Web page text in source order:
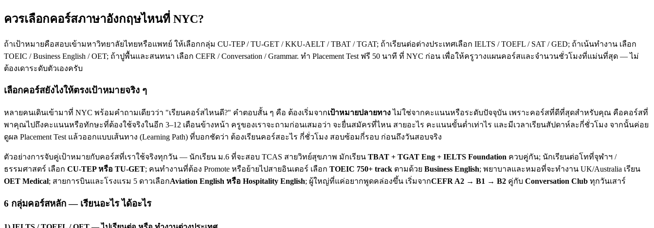
ควรเลือกคอร์สภาษาอังกฤษไหนที่ NYC?
ถ้าเป้าหมายคือสอบเข้ามหาวิทยาลัยไทยหรือแพทย์ ให้เลือกกลุ่ม CU-TEP / TU-GET / KKU-AELT / TBAT / TGAT; ถ้าเรียนต่อต่างประเทศเลือก IELTS / TOEFL / SAT / GED; ถ้าเน้นทำงาน เลือก
TOEIC / Business English / OET; ถ้าปูพื้นและสนทนา เลือก CEFR / Conversation / Grammar. ทำ Placement Test ฟรี 50 นาที ที่ NYC ก่อน เพื่อให้ครูวางแผนคอร์สและจำนวนชั่วโมงที่แม่นที่สุด — ไม่
ต้องเดาระดับตัวเองครับ
เลือกคอร์สยังไงให้ตรงเป้าหมายจริง ๆ
หลายคนเดินเข้ามาที่ NYC พร้อมคำถามเดียวว่า "เรียนคอร์สไหนดี?" คำตอบสั้น ๆ คือ ต้องเริ่มจากเป้าหมายปลายทางไม่ใช่จากคะแนนหรือระดับปัจจุบัน เพราะคอร์สที่ดีที่สุดสำหรับคุณ คือคอร์สที่
พาคุณไปถึงคะแนนหรือทักษะที่ต้องใช้จริงในอีก 3–12 เดือนข้างหน้า ครูของเราจะถามก่อนเสมอว่า จะยื่นสมัครที่ไหน สายอะไร คะแนนขั้นต่ำเท่าไร และมีเวลาเรียนสัปดาห์ละกี่ชั่วโมง จากนั้นค่อย
ดูผล Placement Test แล้วออกแบบเส้นทาง (Learning Path) ที่บอกชัดว่า ต้องเรียนคอร์สอะไร กี่ชั่วโมง สอบซ้อมกี่รอบ ก่อนถึงวันสอบจริง
ตัวอย่างการจับคู่เป้าหมายกับคอร์สที่เราใช้จริงทุกวัน — นักเรียน ม.6 ที่จะสอบ TCAS สายวิทย์สุขภาพ มักเรียน TBAT + TGAT Eng + IELTS Foundation ควบคู่กัน; นักเรียนต่อโทที่จุฬาฯ /
ธรรมศาสตร์ เลือก CU-TEP หรือ TU-GET; คนทำงานที่ต้อง Promote หรือย้ายไปสายอินเตอร์ เลือก TOEIC 750+ track ตามด้วย Business English; พยาบาลและหมอที่จะทำงาน UK/Australia เรียน
OET Medical; สายการบินและโรงแรม 5 ดาวเลือกAviation English หรือ Hospitality English; ผู้ใหญ่ที่แค่อยากพูดคล่องขึ้น เริ่มจากCEFR A2 → B1 → B2 คู่กับ Conversation Club ทุกวันเสาร์
6 กลุ่มคอร์สหลัก — เรียนอะไร ได้อะไร